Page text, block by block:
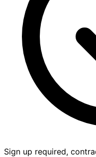
Sign up required,